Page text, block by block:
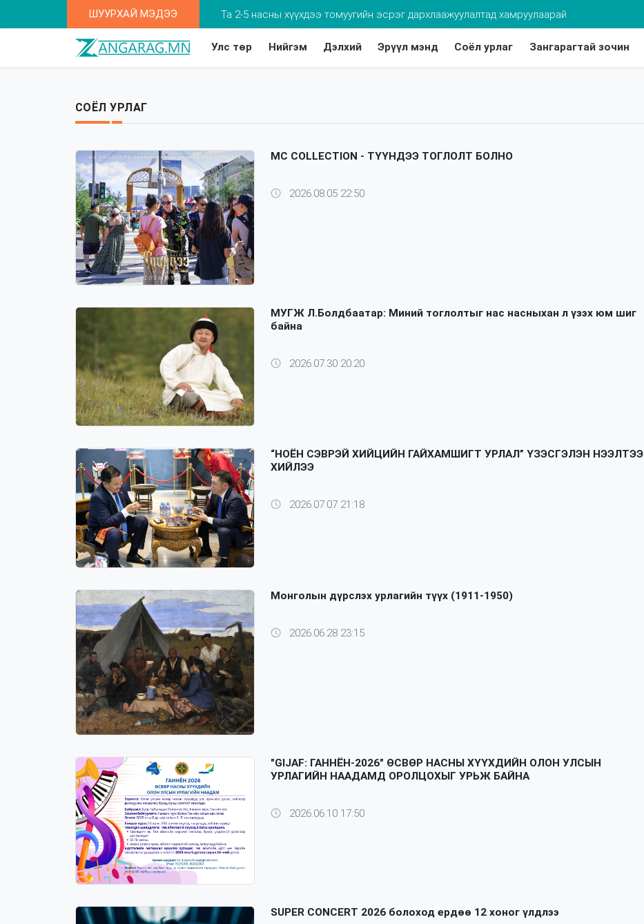
ШУУРХАЙ МЭДЭЭ Та 2-5 насны хүүхдээ томуугийн эсрэг дархлаажуулалтад хамруулаарай
Улс төр Нийгэм Дэлхий Эрүүл мэнд Соёл урлаг Зангарагтай зочин
СОЁЛ УРЛАГ
⁣MC COLLECTION - ТҮҮНДЭЭ ТОГЛОЛТ БОЛНО
2026.08.05 22:50
МУГЖ Л.Болдбаатар: Миний тоглолтыг нас насныхан л үзэх юм шиг
байна
2026.07.30 20:20
“НОЁН СЭВРЭЙ ХИЙЦИЙН ГАЙХАМШИГТ УРЛАЛ” ҮЗЭСГЭЛЭН НЭЭЛТЭЭ
ХИЙЛЭЭ
2026.07.07 21:18
Монголын дүрслэх урлагийн түүх (1911-1950)
2026.06.28 23:15
"GIJAF: ГАННЁН-2026" ӨСВӨР НАСНЫ ХҮҮХДИЙН ОЛОН УЛСЫН
УРЛАГИЙН НААДАМД ОРОЛЦОХЫГ УРЬЖ БАЙНА
2026.06.10 17:50
SUPER CONCERT 2026 болоход ердөө 12 хоног үлдлээ